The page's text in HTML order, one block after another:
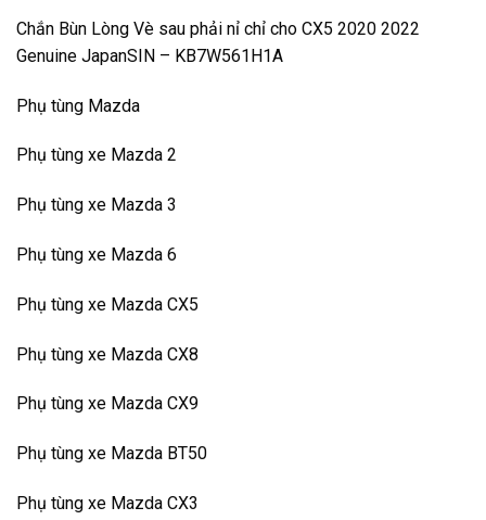
Chắn Bùn Lòng Vè sau phải nỉ chỉ cho CX5 2020 2022
Genuine JapanSIN – KB7W561H1A
Phụ tùng Mazda
Phụ tùng xe Mazda 2
Phụ tùng xe Mazda 3
Phụ tùng xe Mazda 6
Phụ tùng xe Mazda CX5
Phụ tùng xe Mazda CX8
Phụ tùng xe Mazda CX9
Phụ tùng xe Mazda BT50
Phụ tùng xe Mazda CX3